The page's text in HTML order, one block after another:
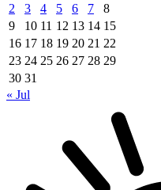
2
3 4 5 6 7
8
9
10 11 12 13 14 15
16 17 18 19 20 21 22
23 24 25 26 27 28 29
30 31
« Jul